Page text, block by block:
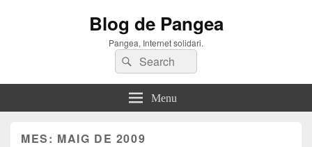
Blog de Pangea
Pangea, Internet solidari.
Search
for:
Search
Menu
MES: MAIG DE 2009